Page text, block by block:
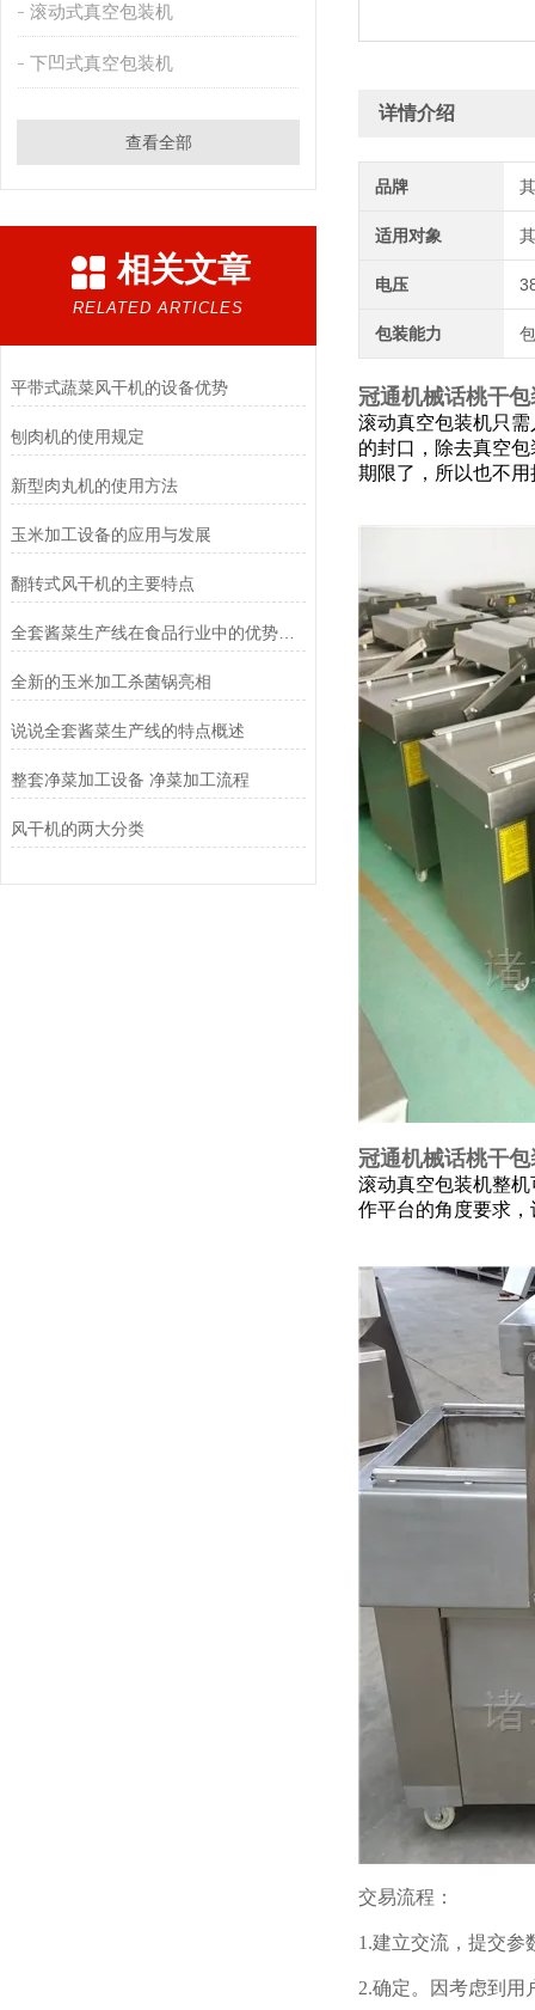
滚动式真空包装机
下凹式真空包装机
查看全部
相关文章
RELATED ARTICLES
平带式蔬菜风干机的设备优势
刨肉机的使用规定
新型肉丸机的使用方法
玉米加工设备的应用与发展
翻转式风干机的主要特点
全套酱菜生产线在食品行业中的优势和应用前景
全新的玉米加工杀菌锅亮相
说说全套酱菜生产线的特点概述
整套净菜加工设备 净菜加工流程
风干机的两大分类
详情介绍
品牌
适用对象
电压
包装能力
冠通机械话桃干
滚动真空包装机只
的封口，除去真空
期限了，所以也不
冠通机械话桃干
滚动真空包装机整
作平台的角度要求
交易流程：
1.建立交流，提交参
2.确定。因考虑到用